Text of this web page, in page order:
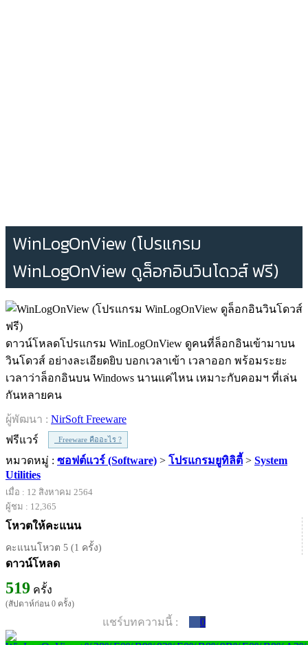
WinLogOnView (โปรแกรม
WinLogOnView ดูล็อกอินวินโดวส์ ฟรี)
ดาวน์โหลดโปรแกรม WinLogOnView ดูคนที่ล็อกอินเข้ามาบน
วินโดวส์ อย่างละเอียดยิบ บอกเวลาเข้า เวลาออก พร้อมระยะ
เวลาว่าล็อกอินบน Windows นานแค่ไหน เหมาะกับคอมฯ ที่เล่น
กันหลายคน
ผู้พัฒนา : NirSoft Freeware
ฟรีแวร์
Freeware คืออะไร ?
หมวดหมู่ : ซอฟต์แวร์ (Software) > โปรแกรมยูทิลิตี้ > System
Utilities
เมื่อ : 12 สิงหาคม 2564
ผู้ชม : 12,365
โหวตให้คะแนน
คะแนนโหวต 5 (1 ครั้ง)
ดาวน์โหลด
519 ครั้ง
(สัปดาห์ก่อน 0 ครั้ง)
แชร์บทความนี้ : 0